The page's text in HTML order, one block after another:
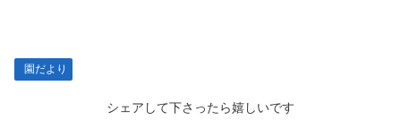
園だより
シェアして下さったら嬉しいです